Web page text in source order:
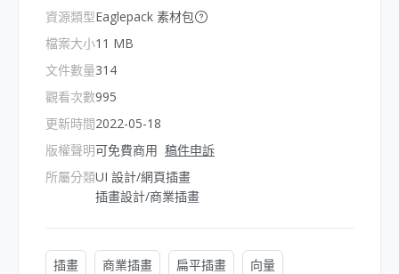
資源類型
檔案大小
文件數量
觀看次數
更新時間
版權聲明
所屬分類
Eaglepack 素材包
11 MB
314
995
2022-05-18
可免費商用 稿件申訴
UI 設計/網頁插畫
插畫設計/商業插畫
插畫 商業插畫 扁平插畫
向量